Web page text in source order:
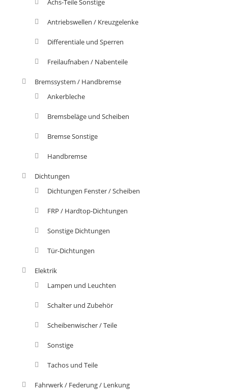
Achs-Teile Sonstige
Antriebswellen / Kreuzgelenke
Differentiale und Sperren
Freilaufnaben / Nabenteile
Bremssystem / Handbremse
Ankerbleche
Bremsbeläge und Scheiben
Bremse Sonstige
Handbremse
Dichtungen
Dichtungen Fenster / Scheiben
FRP / Hardtop-Dichtungen
Sonstige Dichtungen
Tür-Dichtungen
Elektrik
Lampen und Leuchten
Schalter und Zubehör
Scheibenwischer / Teile
Sonstige
Tachos und Teile
Fahrwerk / Federung / Lenkung